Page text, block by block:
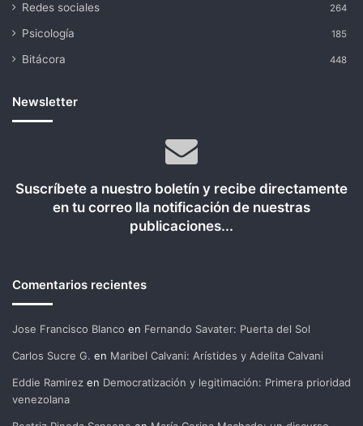
Redes sociales 264
Psicología 185
Bitácora 448
Newsletter
Suscríbete a nuestro boletín y recibe directamente
en tu correo lla notificación de nuestras
publicaciones...
Comentarios recientes
Jose Francisco Blanco en Fernando Savater: Puerta del Sol
Carlos Sucre G. en Maribel Calvani: Arístides y Adelita Calvani
Eddie Ramirez en Democratización y legitimación: Primera prioridad
venezolana